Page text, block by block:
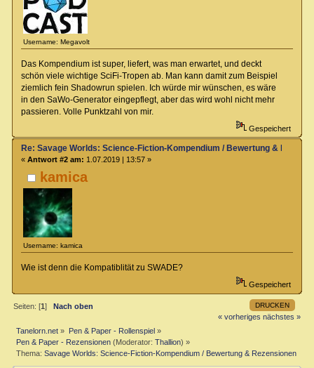
Username: Megavolt
Das Kompendium ist super, liefert, was man erwartet, und deckt
schön viele wichtige SciFi-Tropen ab. Man kann damit zum Beispiel
ziemlich fein Shadowrun spielen. Ich würde mir wünschen, es wäre
in den SaWo-Generator eingepflegt, aber das wird wohl nicht mehr
passieren. Volle Punktzahl von mir.
Gespeichert
kamica
Username: kamica
Re: Savage Worlds: Science-Fiction-Kompendium / Bewertung &
« Antwort #2 am: 1.07.2019 | 13:57 »
Wie ist denn die Kompatiblität zu SWADE?
Gespeichert
DRUCKEN
Seiten: [1]Nach oben
« vorheriges nächstes »
Tanelorn.net » Pen & Paper - Rollenspiel»
Pen & Paper - Rezensionen (Moderator:Thallion) »
Thema:Savage Worlds: Science-Fiction-Kompendium / Bewertung & Rezensionen